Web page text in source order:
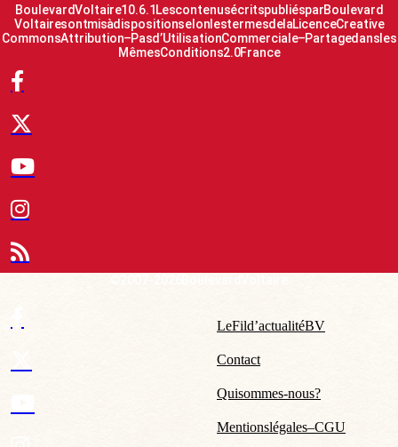
Boulevard Voltaire 10.6.1 Les contenus écrits publiés par Boulevard
Voltaire sont mis à disposition selon les termes de la Licence Creative
Commons Attribution – Pas d’Utilisation Commerciale – Partage dans les
Mêmes Conditions 2.0 France
Le Fil d’actualité BV
Contact
Qui sommes-nous ?
Mentions légales – CGU